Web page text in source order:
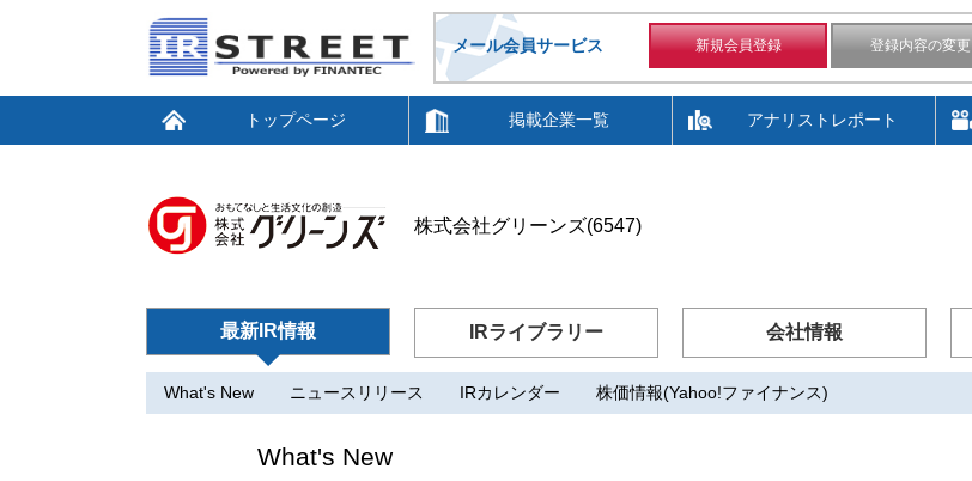
メール会員サービス 新規会員登録
登録内容の変更
トップページ 掲載企業一覧 アナリストレポート
株式会社グリーンズ(6547)
最新IR情報 IRライブラリー 会社情報
What's New ニュースリリース IRカレンダー 株価情報(Yahoo!ファイナンス)
What's New